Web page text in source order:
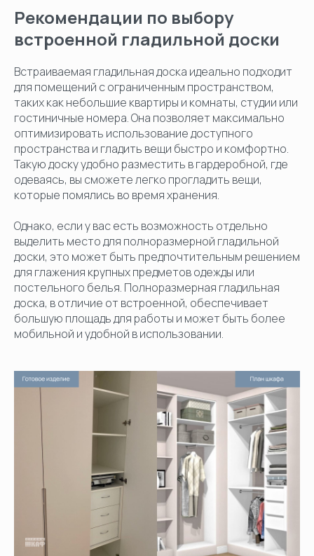
Рекомендации по выбору
встроенной гладильной доски
Встраиваемая гладильная доска идеально подходит
для помещений с ограниченным пространством,
таких как небольшие квартиры и комнаты, студии или
гостиничные номера. Она позволяет максимально
оптимизировать использование доступного
пространства и гладить вещи быстро и комфортно.
Такую доску удобно разместить в гардеробной, где
одеваясь, вы сможете легко прогладить вещи,
которые помялись во время хранения.
Однако, если у вас есть возможность отдельно
выделить место для полноразмерной гладильной
доски, это может быть предпочтительным решением
для глажения крупных предметов одежды или
постельного белья. Полноразмерная гладильная
доска, в отличие от встроенной, обеспечивает
большую площадь для работы и может быть более
мобильной и удобной в использовании.